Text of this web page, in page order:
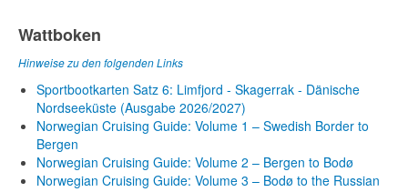
Wattboken
Hinweise zu den folgenden Links
Sportbootkarten Satz 6: Limfjord - Skagerrak - Dänische
Nordseeküste (Ausgabe 2026/2027)
Norwegian Cruising Guide: Volume 1 – Swedish Border to
Bergen
Norwegian Cruising Guide: Volume 2 – Bergen to Bodø
Norwegian Cruising Guide: Volume 3 – Bodø to the Russian